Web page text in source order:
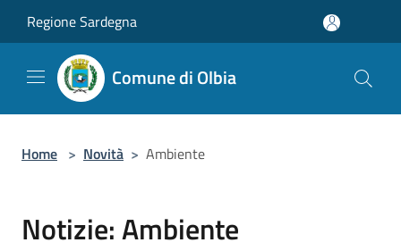
Regione Sardegna
Comune di Olbia
Home > Novità > Ambiente
Notizie: Ambiente